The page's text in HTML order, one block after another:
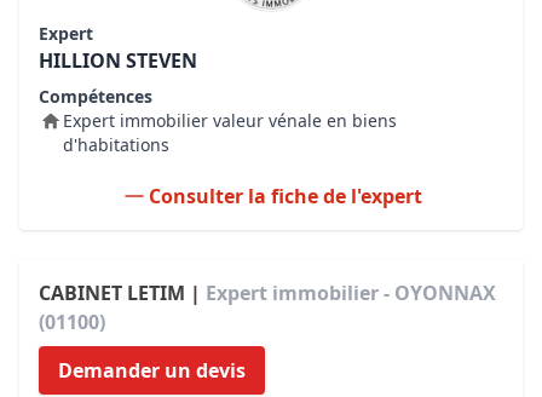
Expert
HILLION STEVEN
Compétences
Expert immobilier valeur vénale en biens
d'habitations
Consulter la fiche de l'expert
CABINET LETIM | Expert immobilier - OYONNAX
(01100)
Demander un devis